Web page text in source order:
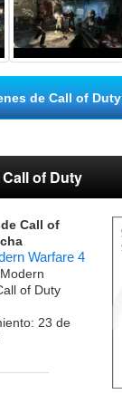
de Call of
of Duty
Call of
Warfare 4
of Duty
23 de